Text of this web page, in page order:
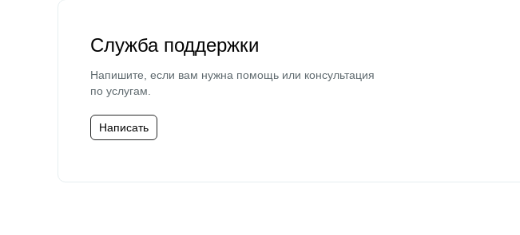
Служба поддержки
Напишите, если вам нужна помощь или консультация
по услугам.
Написать